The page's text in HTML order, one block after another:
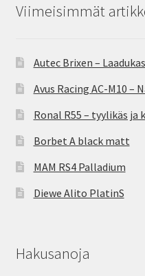
Viimeisimmät
Autec Brixen –
Avus Racing AC-M10 –
Ronal R55 – tyylikäs ja
Borbet A black matt
MAM RS4 Palladium
Diewe Alito PlatinS
Hakusanoja